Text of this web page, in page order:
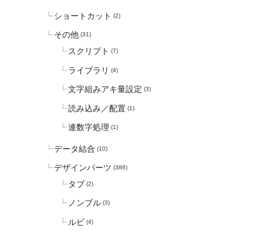
ショートカット (2)
その他 (31)
スクリプト (7)
ライブラリ (4)
文字組みアキ量設定 (3)
読み込み／配置 (1)
連数字処理 (1)
データ結合 (10)
デザインパーツ (388)
タブ (2)
ノンブル (3)
ルビ (4)